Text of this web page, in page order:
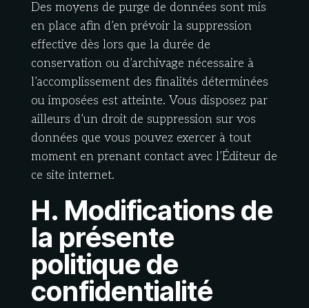
Des moyens de purge de données sont mis
en place afin d’en prévoir la suppression
effective dès lors que la durée de
conservation ou d’archivage nécessaire à
l’accomplissement des finalités déterminées
ou imposées est atteinte. Vous disposez par
ailleurs d’un droit de suppression sur vos
données que vous pouvez exercer à tout
moment en prenant contact avec l’Éditeur de
ce site internet.
H. Modifications de
la présente
politique de
confidentialité